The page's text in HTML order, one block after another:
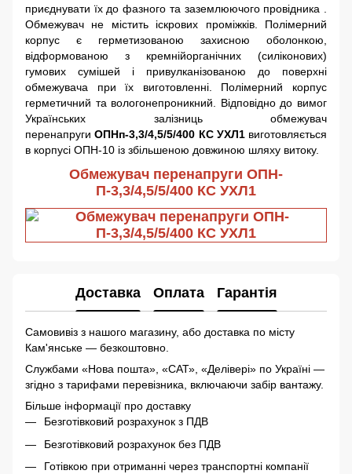
приєднувати їх до фазного та заземлюючого провідника .
Обмежувач не містить іскрових проміжків. Полімерний
корпус є герметизованою захисною оболонкою,
відформованою з кремнійорганічних (силіконових)
гумових сумішей і привулканізованою до поверхні
обмежувача при їх виготовленні. Полімерний корпус
герметичний та вологонепроникний. Відповідно до вимог
Українських залізниць обмежувач
перенапругиОПНп-3,3/4,5/5/400 КС УХЛ1виготовляється
в корпусі ОПН-10 із збільшеною довжиною шляху витоку.
Обмежувач перенапруги ОПН-
П-3,3/4,5/5/400 КС УХЛ1
Доставка Оплата Гарантія
Самовивіз з нашого магазину, або доставка по місту
Кам'янське — безкоштовно.
Службами «Нова пошта», «САТ», «Делівері» по Україні —
згідно з тарифами перевізника, включаючи забір вантажу.
Більше інформації про доставку
Безготівковий розрахунок з ПДВ
Безготівковий розрахунок без ПДВ
Готівкою при отриманні через транспортні компанії